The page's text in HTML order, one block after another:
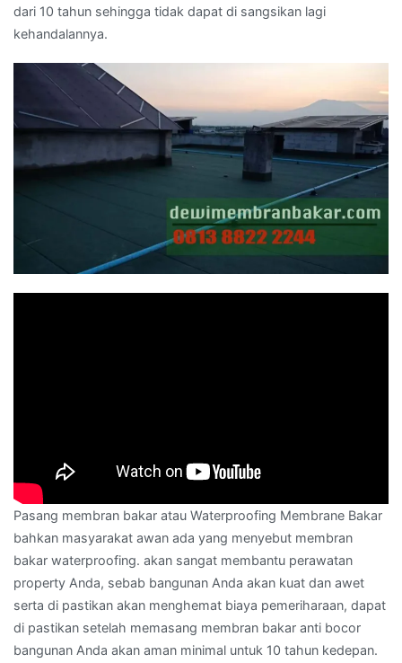
dari 10 tahun sehingga tidak dapat di sangsikan lagi
kehandalannya.
Pasang membran bakar atau Waterproofing Membrane Bakar
bahkan masyarakat awan ada yang menyebut membran
bakar waterproofing. akan sangat membantu perawatan
property Anda, sebab bangunan Anda akan kuat dan awet
serta di pastikan akan menghemat biaya pemeriharaan, dapat
di pastikan setelah memasang membran bakar anti bocor
bangunan Anda akan aman minimal untuk 10 tahun kedepan.